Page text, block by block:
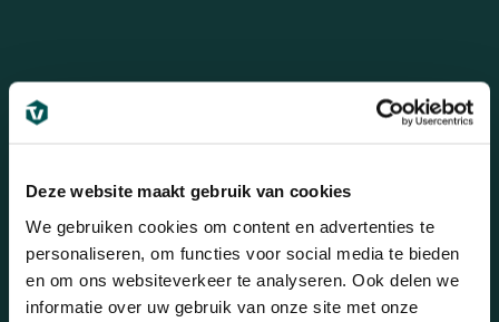
Deze website maakt gebruik van cookies
We gebruiken cookies om content en advertenties te
personaliseren, om functies voor social media te bieden
en om ons websiteverkeer te analyseren. Ook delen we
informatie over uw gebruik van onze site met onze
Bezoek onze showroom
Betuwehaven 21
3433 PV NIEUWEGEIN
Bezoek onze showroom